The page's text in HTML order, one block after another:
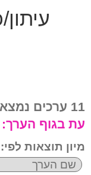
11 ערכים נמצאו בהקשר לנושא:
עת בגוף הערך:
מיון תוצאות לפי: